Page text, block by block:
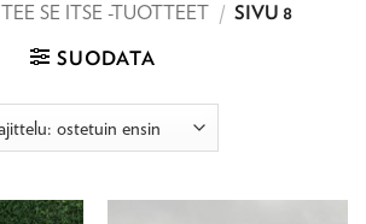
TEE SE ITSE -TUOTTEET / SIVU 8
SUODATA